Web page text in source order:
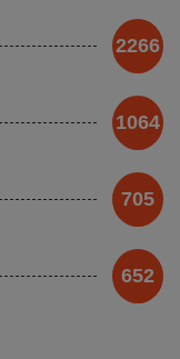
2266
1064
705
652